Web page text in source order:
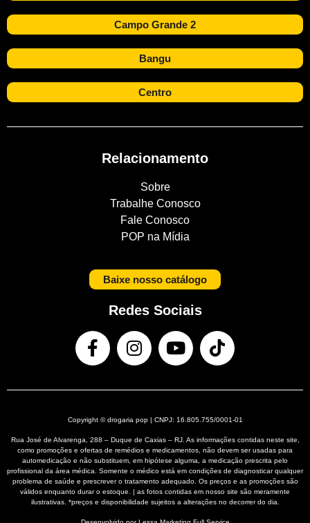
Campo Grande 2
Bangu
Centro
Relacionamento
Sobre
Trabalhe Conosco
Fale Conosco
POP na Mídia
Baixe nosso catálogo
Redes Sociais
Copyright © drogaria pop | CNPJ: 16.805.755/0001-01
Rua José de Alvarenga, 288 – Duque de Caxias – RJ. As informações contidas neste site,
como promoções e ofertas de remédios e medicamentos, não devem ser usadas para
automedicação e não substituem, em hipótese alguma, a medicação prescrita pelo
profissional da área médica. Somente o médico está em condições de diagnosticar qualquer
problema de saúde e prescrever o tratamento adequado. Os preços e as promoções são
válidos enquanto durar o estoque. | as fotos contidas em nosso site são meramente
ilustrativas. *preços e disponibilidade sujeitos a alterações no decorrer do dia.